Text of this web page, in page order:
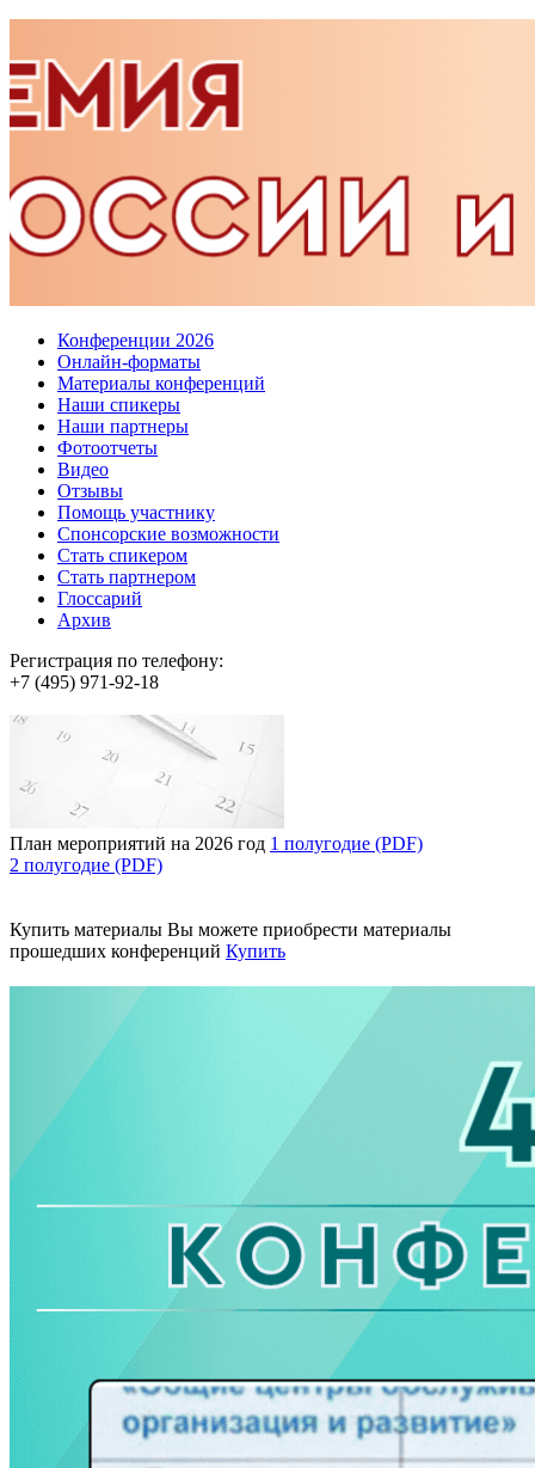
Конференции 2026
Онлайн-форматы
Материалы конференций
Наши спикеры
Наши партнеры
Фотоотчеты
Видео
Отзывы
Помощь участнику
Спонсорские возможности
Стать спикером
Стать партнером
Глоссарий
Архив
Регистрация по телефону:
+7 (495) 971-92-18
План мероприятий на 2026 год 1 полугодие (PDF)
2 полугодие (PDF)
Купить материалы Вы можете приобрести материалы
прошедших конференций Купить